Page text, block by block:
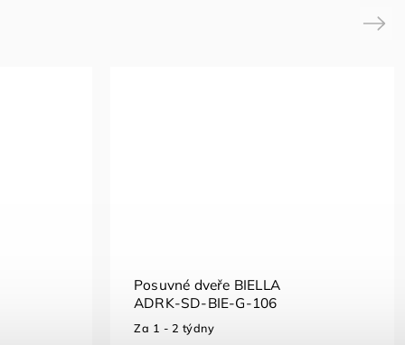
Posuvné dveře BIELLA
ADRK-SD-BIE-G-106
Za 1 - 2 týdny
Next